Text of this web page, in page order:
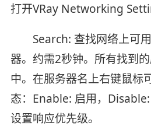
打开VRay Networking
Search: 查找网络上可用
器。约需2秒钟。所有找到
中。在服务器名上右键鼠标
态：Enable: 启用，
设置响应优先级。